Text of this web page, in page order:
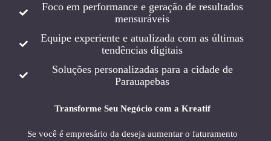
Foco em performance e geração de resultados
mensuráveis
Equipe experiente e atualizada com as últimas
tendências digitais
Soluções personalizadas para a cidade de
Parauapebas
Transforme Seu Negócio com a Kreatif
Se você é empresário da deseja aumentar o faturamento